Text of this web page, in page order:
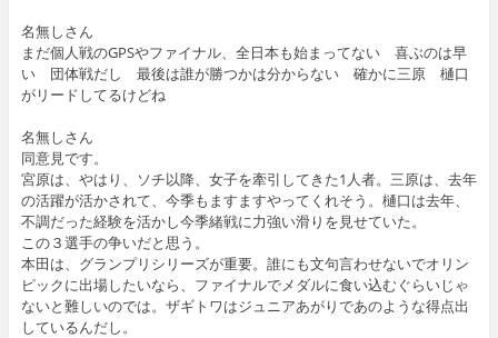
名無しさん
まだ個人戦のGPSやファイナル、全日本も始まってない 喜ぶのは早
い 団体戦だし 最後は誰が勝つかは分からない 確かに三原 樋口
がリードしてるけどね
名無しさん
同意見です。
宮原は、やはり、ソチ以降、女子を牽引してきた1人者。三原は、去年
の活躍が活かされて、今季もますますやってくれそう。樋口は去年、
不調だった経験を活かし今季緒戦に力強い滑りを見せていた。
この３選手の争いだと思う。
本田は、グランプリシリーズが重要。誰にも文句言わせないでオリン
ピックに出場したいなら、ファイナルでメダルに食い込むぐらいじゃ
ないと難しいのでは。ザギトワはジュニアあがりであのような得点出
しているんだし。